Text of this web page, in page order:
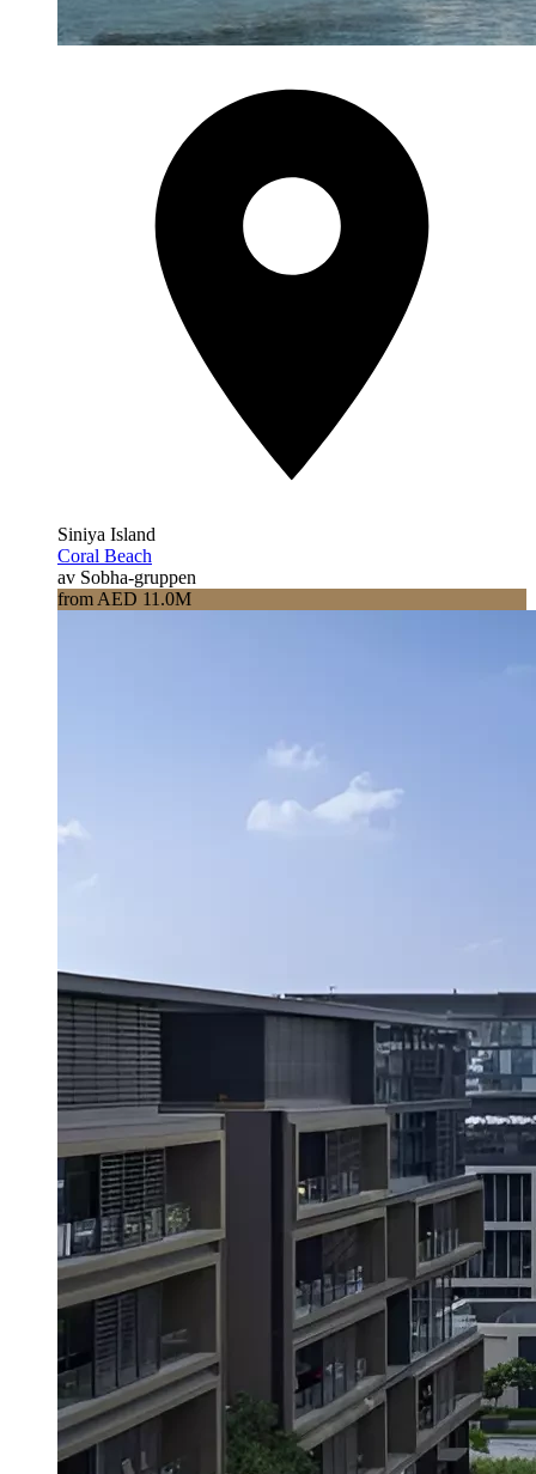
Siniya Island
Coral Beach
av Sobha-gruppen
from AED 11.0M